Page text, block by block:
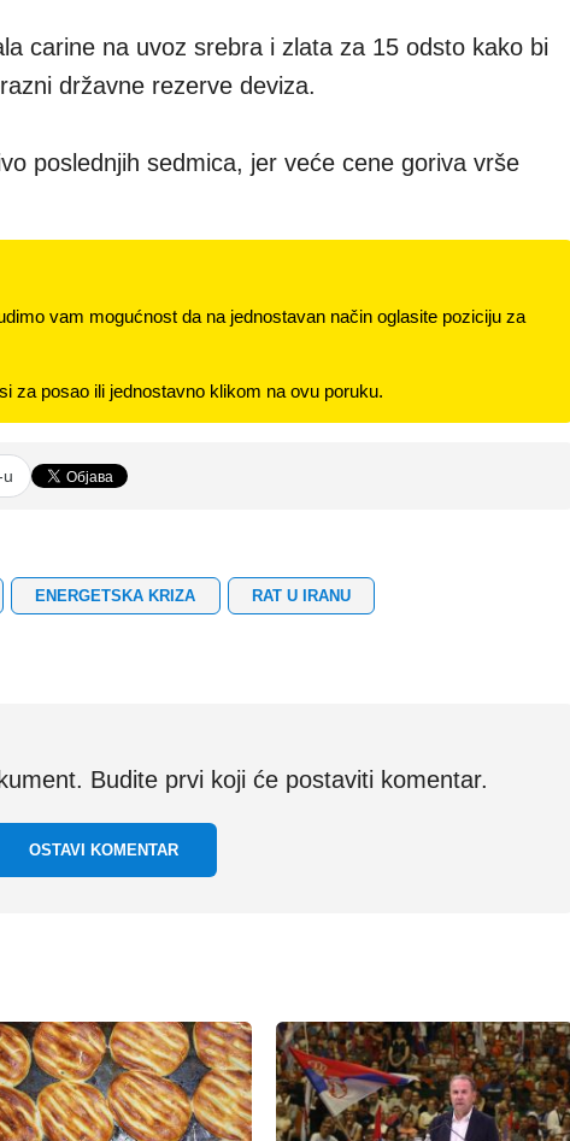
carine na uvoz srebra i zlata za 15 odsto kako bi
državne rezerve deviza.
poslednjih sedmica, jer veće cene goriva vrše
vam mogućnost da na jednostavan način oglasite poziciju za
za posao ili jednostavno klikom na ovu poruku.
ENERGETSKA KRIZA RAT U IRANU
Budite prvi koji će postaviti komentar.
OSTAVI KOMENTAR